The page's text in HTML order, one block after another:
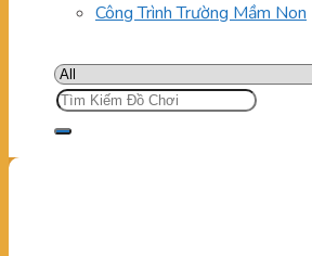
Công Trình Trường Mầm Non
Tìm
kiếm: